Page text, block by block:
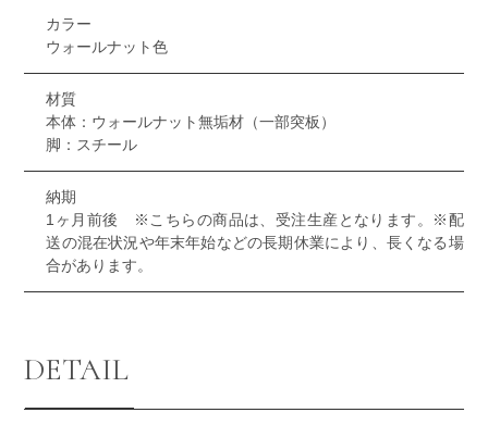
カラー
ウォールナット色
材質
本体：ウォールナット無垢材（一部突板）
脚：スチール
納期
1ヶ月前後 ※こちらの商品は、受注生産となります。※配
送の混在状況や年末年始などの長期休業により、長くなる場
合があります。
DETAIL